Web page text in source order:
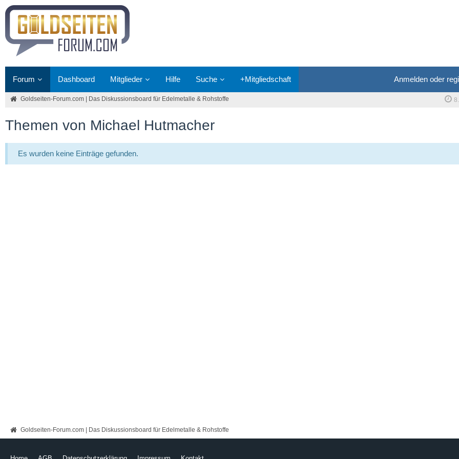
Forum Dashboard Mitglieder Hilfe Suche +Mitgliedschaft Anmelden oder
Goldseiten-Forum.com | Das Diskussionsboard für Edelmetalle & Rohstoffe
Goldseiten-Forum.com | Das Diskussionsboard für Edelmetalle & Rohstoffe
Themen von Michael Hutmacher
Es wurden keine Einträge gefunden.